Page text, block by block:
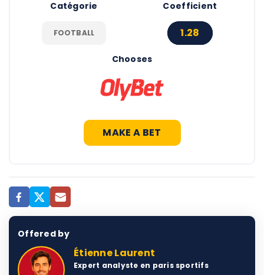
MAKE A BET
Catégorie
FOOTBALL
Coefficient
1.28
Chooses
Offered by
Étienne Laurent
Expert analyste en paris sportifs